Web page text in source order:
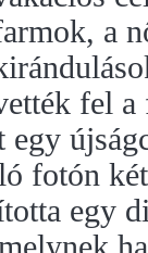
a
fel a
egy
fotón
egy